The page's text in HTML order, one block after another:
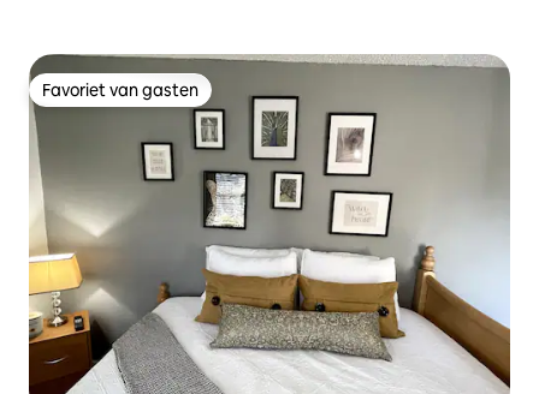
Favoriet van gasten
Favoriet van gasten